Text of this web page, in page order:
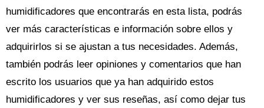
humidificadores que encontrarás en esta lista, podrás
ver más características e información sobre ellos y
adquirirlos si se ajustan a tus necesidades. Además,
también podrás leer opiniones y comentarios que han
escrito los usuarios que ya han adquirido estos
humidificadores y ver sus reseñas, así como dejar tus